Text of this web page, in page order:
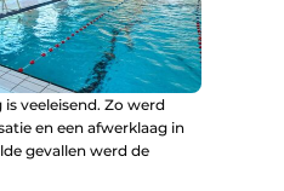
veeleisend. Zo werd
en een afwerklaag in
gevallen werd de